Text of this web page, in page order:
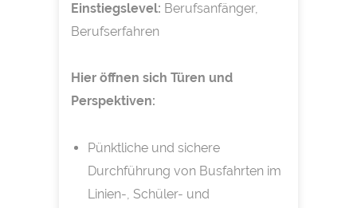
Einstiegslevel: Berufsanfänger,
Berufserfahren
Hier öffnen sich Türen und
Perspektiven:
Pünktliche und sichere
Durchführung von Busfahrten im
Linien-, Schüler- und